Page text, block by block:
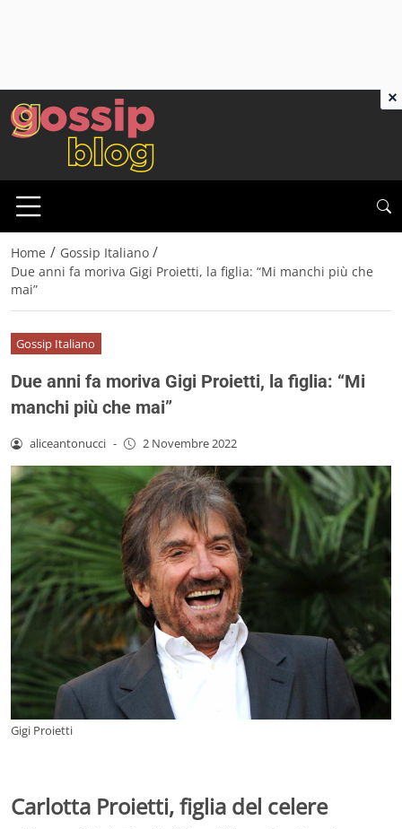
Home / Gossip Italiano /
Due anni fa moriva Gigi Proietti, la figlia: “Mi manchi più che
mai”
Gossip Italiano
Due anni fa moriva Gigi Proietti, la figlia: “Mi
manchi più che mai”
aliceantonucci - 2 Novembre 2022
Gigi Proietti
Carlotta Proietti, figlia del celere
×